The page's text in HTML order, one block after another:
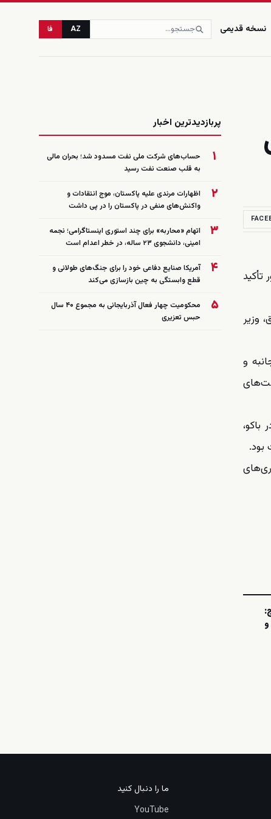
نسخه قدیمی AZ فا
فرزانه صادق، وزیر
و
بود.
پربازدیدترین اخبار
۱
حساب‌های شرکت ملی نفت مسدود شد؛ بحران مالی
به قلب صنعت نفت رسید
۲
اظهارات مرندی علیه پاکستان، موج انتقادات و
واکنش‌های منفی در پاکستان را در پی داشت
۳
اتهام «محاربه» برای چند استوری اینستاگرامی؛ نجمه
امینی، دانشجوی ۲۳ ساله، در خطر اعدام است
۴
آمریکا صنایع دفاعی خود را برای جنگ‌های طولانی و
قطع وابستگی به چین بازسازی می‌کند
۵
محکومیت چهار فعال آذربایجانی به مجموع ۴۰ سال
حبس تعزیری
ما را دنبال کنید
YouTube